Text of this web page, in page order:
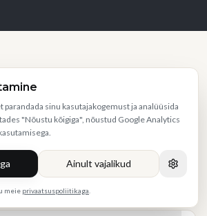
küsimused
võtma?
ka algajale?
parandada sinu kasutajakogemust ja analüüsida
"Nõustu kõigiga", nõustud Google Analytics
Ainult vajalikud
meie privaatsuspoliitikaga